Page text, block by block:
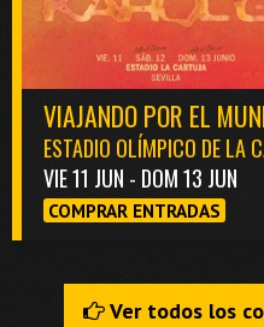
VIAJANDO POR EL
ESTADIO OLÍMPICO DE LA
VIE 11 JUN - DOM 13 JUN
COMPRAR ENTRADAS
Ver todos los